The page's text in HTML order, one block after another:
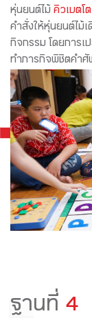
หุ่นยนต์ไม้ คิวเบตโต
คำสั่งให้หุ่นยนต์ไม้
กิจกรรม โดยการเ
ทำภารกิจพิชิตคำศั
ฐานที่ 4